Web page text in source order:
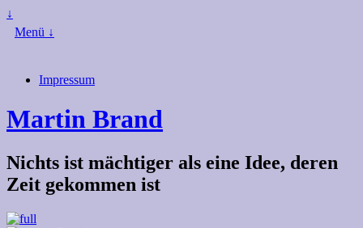
↓
Menü ↓
Impressum
Martin Brand
Nichts ist mächtiger als eine Idee, deren
Zeit gekommen ist